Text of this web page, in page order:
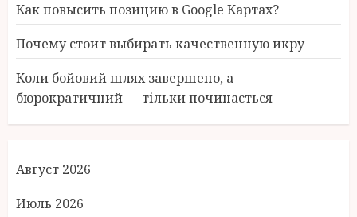
Как повысить позицию в Google Картах?
Почему стоит выбирать качественную икру
Коли бойовий шлях завершено, а
бюрократичний — тільки починається
Август 2026
Июль 2026